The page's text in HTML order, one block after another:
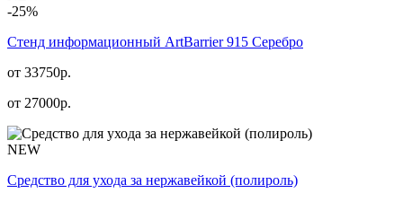
-25%
Стенд информационный АrtBarrier 915 Серебро
от 33750р.
от 27000р.
NEW
Средство для ухода за нержавейкой (полироль)